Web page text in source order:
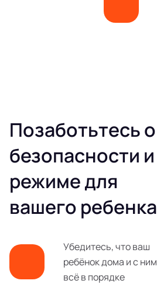
Позаботьтесь о
безопасности и
режиме для
вашего ребенка
Убедитесь, что ваш
ребёнок дома и с ним
всё в порядке